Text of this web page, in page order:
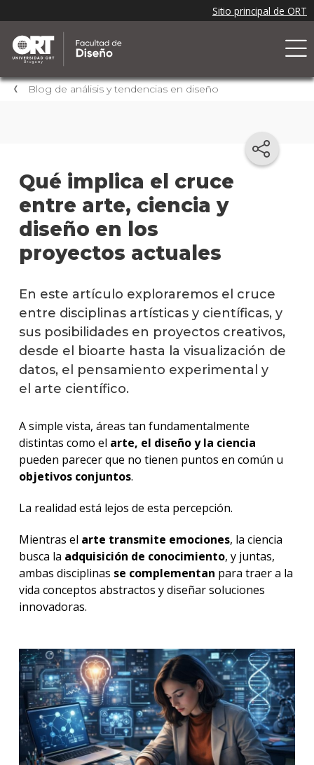
Blog de análisis y tendencias en diseño
Qué implica el cruce
entre arte, ciencia y
diseño en los
proyectos actuales
En este artículo exploraremos el cruce
entre disciplinas artísticas y científicas, y
sus posibilidades en proyectos creativos,
desde el bioarte hasta la visualización de
datos, el pensamiento experimental y
el arte científico.
A simple vista, áreas tan fundamentalmente
distintas como el arte, el diseño y la ciencia
pueden parecer que no tienen puntos en común u
objetivos conjuntos.
La realidad está lejos de esta percepción.
Mientras el arte transmite emociones, la ciencia
busca la adquisición de conocimiento, y juntas,
ambas disciplinas se complementan para traer a la
vida conceptos abstractos y diseñar soluciones
innovadoras.